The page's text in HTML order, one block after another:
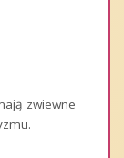
zwiewne